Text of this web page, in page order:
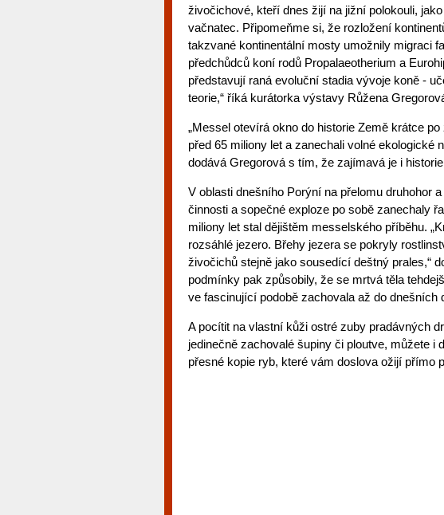
živočichové, kteří dnes žijí na jižní polokouli,
vačnatec. Připomeňme si, že rozložení
takzvané kontinentální mosty umožnily migraci
předchůdců koní rodů Propalaeotherium a
představují raná evoluční stadia vývoje koně -
teorie,“ říká kurátorka výstavy Růžena
„Messel otevírá okno do historie Země krátce
před 65 miliony let a zanechali volné ekologické
dodává Gregorová s tím, že zajímavá je i
V oblasti dnešního Porýní na přelomu druhohor
činnosti a sopečné exploze po sobě zanechaly
miliony let stal dějištěm messelského příběhu.
rozsáhlé jezero. Břehy jezera se pokryly
živočichů stejně jako sousedící deštný prales,“
podmínky pak způsobily, že se mrtvá těla
ve fascinující podobě zachovala až do dnešních
A pocítit na vlastní kůži ostré zuby pradávných
jedinečně zachovalé šupiny či ploutve, můžete
přesné kopie ryb, které vám doslova ožijí přímo